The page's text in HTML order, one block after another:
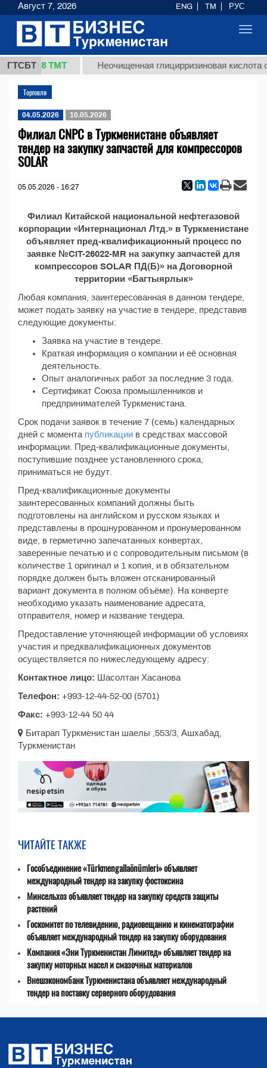
ГТСБТ37,8 ТМТ Неочищенная глицирризиновая кислота
Торговля
04.05.2026 10.05.2026
Филиал CNPC в Туркменистане объявляет
тендер на закупку запчастей для компрессоров
SOLAR
05.05.2026 - 16:27
Филиал Китайской национальной нефтегазовой
корпорации «Интернационал Лтд.» в Туркменистане
объявляет пред-квалификационный процесс по
заявке №CIT-26022-MR на закупку запчастей для
компрессоров SOLAR ПД(Б)» на Договорной
территории «Багтыярлык»
Любая компания, заинтересованная в данном тендере,
может подать заявку на участие в тендере, представив
следующие документы:
Заявка на участие в тендере.
Краткая информация о компании и её основная
деятельность.
Опыт аналогичных работ за последние 3 года.
Сертификат Союза промышленников и
предпринимателей Туркменистана.
Срок подачи заявок в течение 7 (семь) календарных
дней с момента публикации в средствах массовой
информации. Пред-квалификационные документы,
поступившие позднее установленного срока,
приниматься не будут.
Пред-квалификационные документы
заинтересованных компаний должны быть
подготовлены на английском и русском языках и
представлены в прошнурованном и пронумерованном
виде, в герметично запечатанных конвертах,
заверенные печатью и c сопроводительным письмом (в
количестве 1 оригинал и 1 копия, и в обязательном
порядке должен быть вложен отсканированный
вариант документа в полном объёме). На конверте
необходимо указать наименование адресата,
отправителя, номер и название тендера.
Предоставление уточняющей информации об условиях
участия и предквалификационных документов
осуществляется по нижеследующему адресу:
Контактное лицо: Шасолтан Хасанова
Телефон: +993-12-44-52-00 (5701)
Факс: +993-12-44 50 44
Битарап Туркменистан шаелы ,553/3, Ашхабад,
Туркменистан
ЧИТАЙТЕ ТАКЖЕ
Гособъединение «Türkmengallaönümleri» объявляет
международный тендер на закупку фостоксина
Минсельхоз объявляет тендер на закупку средств защиты
растений
Госкомитет по телевидению, радиовещанию и кинематографии
объявляет международный тендер на закупку оборудования
Компания «Эни Туркменистан Лимитед» объявляет тендер на
закупку моторных масел и смазочных материалов
Внешэкономбанк Туркменистана объявляет международный
тендер на поставку серверного оборудования
Август 7, 2026 ENG TM РУС